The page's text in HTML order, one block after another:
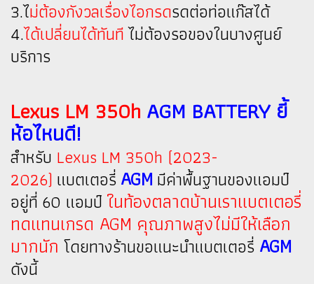
3.ไม่ต้องกังวลเรื่องไอกรดรดต่อท่อแก๊สได้
4.ได้เปลี่ยนได้ทันทีไม่ต้องรอของในบางศูนย์
บริการ
Lexus LM 350h AGM BATTERY ยี้
ห้อไหนดี!
สำหรับ Lexus LM 350h (2023-
2026) แบตเตอรี่ AGM มีค่าพื้นฐานของแอมป์
อยู่ที่ 60 แอมป์ ในท้องตลาดบ้านเราแบตเตอรี่
ทดแทนเกรด AGM คุณภาพสูงไม่มีให้เลือก
มากนัก โดยทางร้านขอแนะนำแบตเตอรี่ AGM
ดังนี้